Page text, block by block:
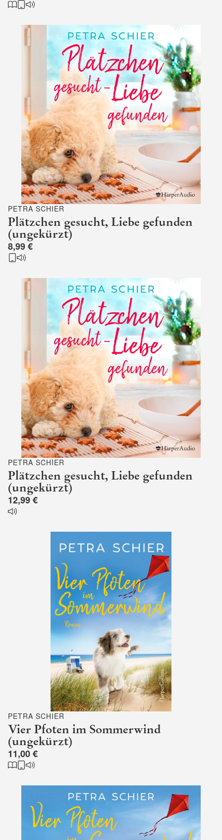
PETRA SCHIER
Plätzchen gesucht, Liebe gefunden
(ungekürzt)
8,99 €
PETRA SCHIER
Plätzchen gesucht, Liebe gefunden
(ungekürzt)
12,99 €
PETRA SCHIER
Vier Pfoten im Sommerwind
(ungekürzt)
11,00 €